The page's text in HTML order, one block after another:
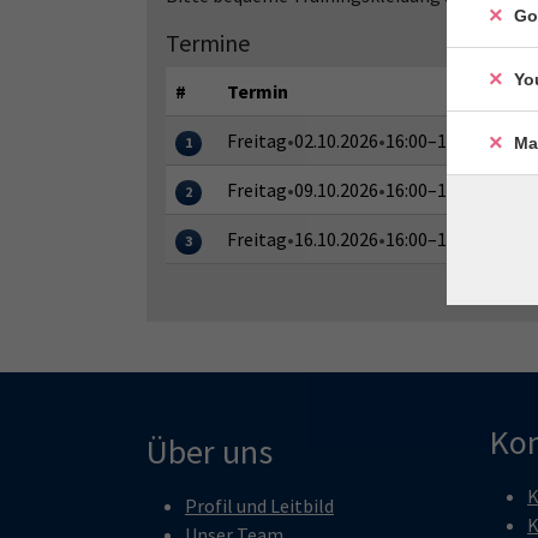
Termine
# Termin
1 Freitag•02.10.2026•16:00–17:30 Uhr
2 Freitag•09.10.2026•16:00–17:30 Uhr
3 Freitag•16.10.2026•16:00–17:30 Uhr
Über uns
Profil und Leitbild